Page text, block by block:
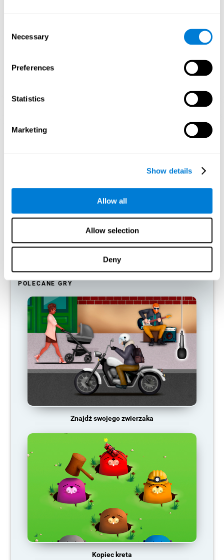
Selection
Necessary
Preferences
Statistics
Marketing
Show details
Allow all
Allow selection
Deny
Orientacyjna projekcja graficzna sieci neuronowych po 3
Co się dzieje, gdy nie trenuję swoich
Nasz mózg jest zaprojektowany do oszczędzania zasobów, więc
ma tendencję do eliminowania połączeń, które nie są używane. W
ten sposób, jeśli zdolność poznawcza nie jest używana
aktywacji nerwowej, więc staje się coraz słabszy. To sprawia, że
jesteśmy mniej zdolni do korzystania z tej funkcji poznawczej, co
czyni nas mniej skutecznymi w naszych codziennych
POLECANE GRY
Znajdź swojego zwierzaka
Kopiec kreta